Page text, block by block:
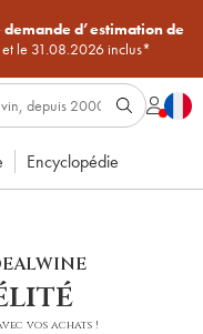
d’estimation de
le 31.08.2026 inclus*
Encyclopédie
vos achats !